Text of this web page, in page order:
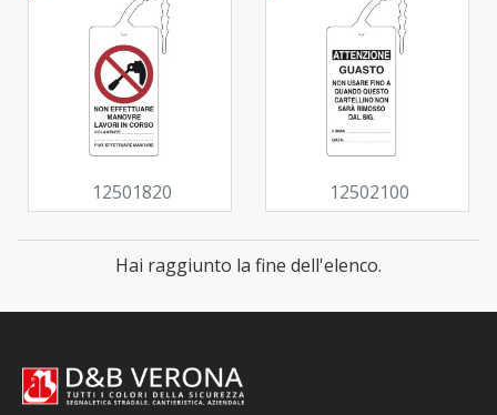
12501820 12502100
Hai raggiunto la fine dell'elenco.